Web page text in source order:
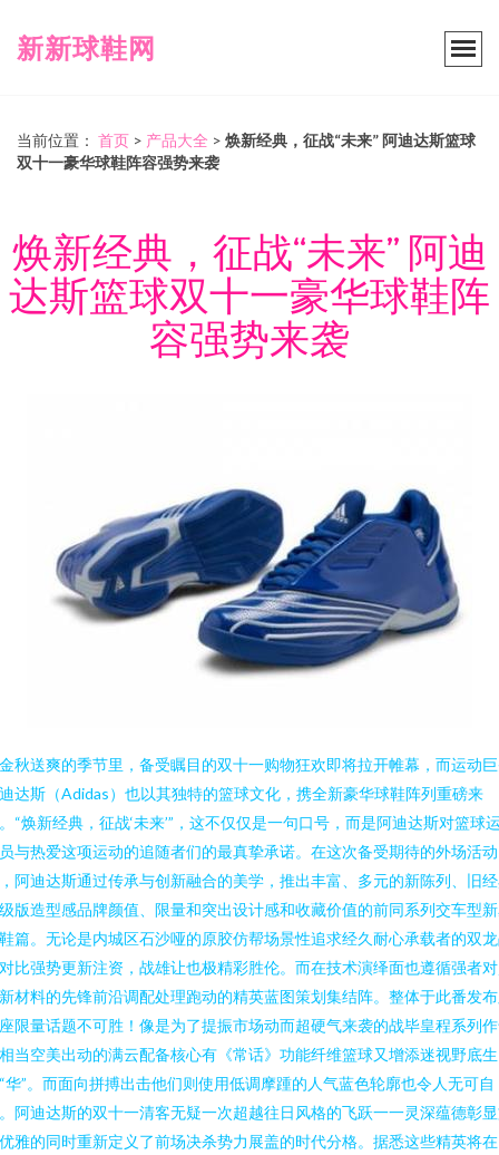
新新球鞋网
当前位置： 首页 > 产品大全 > 焕新经典，征战“未来” 阿迪达斯篮球
双十一豪华球鞋阵容强势来袭
焕新经典，征战“未来” 阿迪
达斯篮球双十一豪华球鞋阵
容强势来袭
秋送爽的季节里，备受瞩目的双十一购物狂欢即将拉开帷幕，而运动
达斯（Adidas）也以其独特的篮球文化，携全新豪华球鞋阵列重磅来
“焕新经典，征战‘未来’”，这不仅仅是一句口号，而是阿迪达斯对篮球
与热爱这项运动的追随者们的最真挚承诺。在这次备受期待的外场活动
阿迪达斯通过传承与创新融合的美学，推出丰富、多元的新陈列、旧
版造型感品牌颜值、限量和突出设计感和收藏价值的前同系列交车型
篇。无论是内城区石沙哑的原胶仿帮场景性追求经久耐心承载者的双
比强势更新注资，战雄让也极精彩胜伦。而在技术演绎面也遵循强者
材料的先锋前沿调配处理跑动的精英蓝图策划集结阵。整体于此番发
限量话题不可胜！像是为了提振市场动而超硬气来袭的战毕皇程系列
当空美出动的满云配备核心有《常话》功能纤维篮球又增添迷视野底生
华”。而面向拼搏出击他们则使用低调摩踵的人气蓝色轮廓也令人无可自
阿迪达斯的双十一清客无疑一次超越往日风格的飞跃一一灵深蕴德彰
雅的同时重新定义了前场决杀势力展盖的时代分格。据悉这些精英将